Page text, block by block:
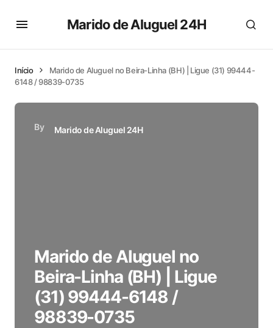
Marido de Aluguel 24H
Início
Marido de Aluguel no Beira-Linha (BH) | Ligue (31) 99444-
6148 / 98839-0735
By Marido de Aluguel 24H
Marido de Aluguel no
Beira-Linha (BH) | Ligue
(31) 99444-6148 /
98839-0735